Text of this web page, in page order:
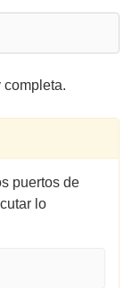
completa.
puertos de
lo